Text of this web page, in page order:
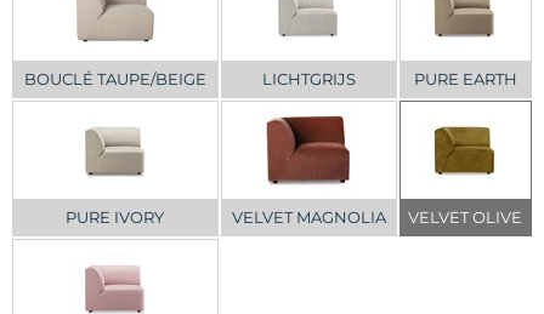
BOUCLÉ TAUPE/BEIGE LICHTGRIJS PURE EARTH
PURE IVORY VELVET MAGNOLIA VELVET OLIVE